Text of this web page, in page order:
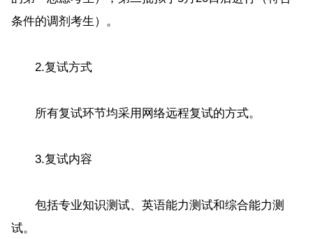
条件的调剂考生）。
2.复试方式
所有复试环节均采用网络远程复试的方式。
3.复试内容
包括专业知识测试、英语能力测试和综合能力测
试。